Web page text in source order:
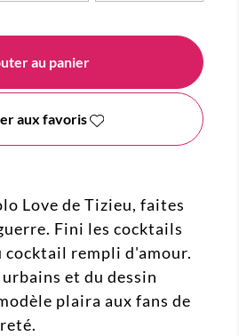
au panier
aux favoris
Love de Tizieu, faites
Fini les cocktails
cocktail rempli d'amour.
et du dessin
plaira aux fans de